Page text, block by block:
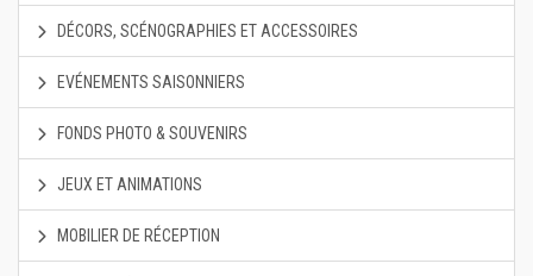
DÉCORS, SCÉNOGRAPHIES ET ACCESSOIRES
EVÉNEMENTS SAISONNIERS
FONDS PHOTO & SOUVENIRS
JEUX ET ANIMATIONS
MOBILIER DE RÉCEPTION